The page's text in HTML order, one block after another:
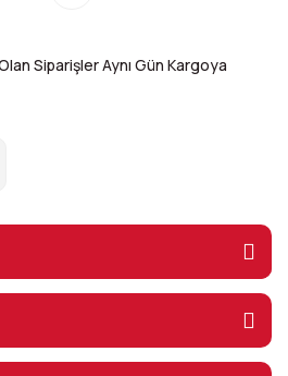
Siparişler Aynı Gün Kargoya